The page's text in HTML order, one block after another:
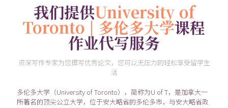
我们提供University of
Toronto | 多伦多大学课程
作业代写服务
资深写作专家为您撰写优秀论文，您可以无压力的轻松享受留学生
活
多伦多大学（University of Toronto），简称为U of T，是加拿大一
所著名的顶尖公立大学，位于安大略省的多伦多市，与安大略省政